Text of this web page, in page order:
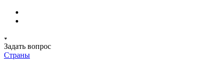
Задать вопрос
Страны